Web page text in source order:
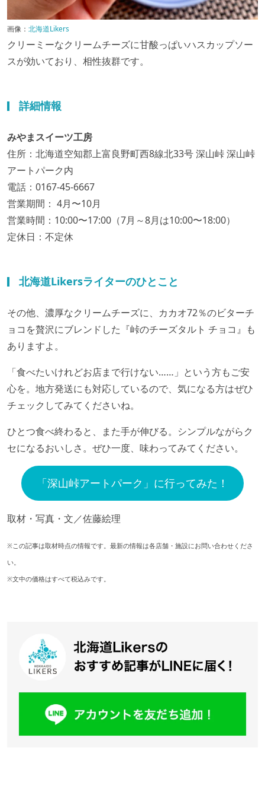
画像： 北海道Likers
クリーミーなクリームチーズに甘酸っぱいハスカップソー
スが効いており、相性抜群です。
詳細情報
みやまスイーツ工房
住所：北海道空知郡上富良野町西8線北33号 深山峠 深山峠
アートパーク内
電話：0167-45-6667
営業期間： 4月〜10月
営業時間：10:00〜17:00（7月～8月は10:00〜18:00）
定休日：不定休
北海道Likersライターのひとこと
その他、濃厚なクリームチーズに、カカオ72％のビターチ
ョコを贅沢にブレンドした『峠のチーズタルト チョコ』も
ありますよ。
「食べたいけれどお店まで行けない……」という方もご安
心を。地方発送にも対応しているので、気になる方はぜひ
チェックしてみてくださいね。
ひとつ食べ終わると、また手が伸びる。シンプルながらク
セになるおいしさ。ぜひ一度、味わってみてください。
「深山峠アートパーク」に行ってみた！
取材・写真・文／佐藤絵理
※この記事は取材時点の情報です。最新の情報は各店舗・施設にお問い合わせくださ
い。
※文中の価格はすべて税込みです。